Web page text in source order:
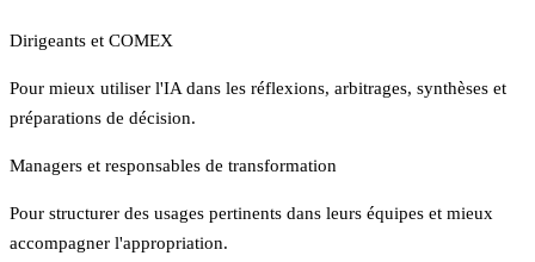
Dirigeants et COMEX
Pour mieux utiliser l'IA dans les réflexions, arbitrages, synthèses et
préparations de décision.
Managers et responsables de transformation
Pour structurer des usages pertinents dans leurs équipes et mieux
accompagner l'appropriation.